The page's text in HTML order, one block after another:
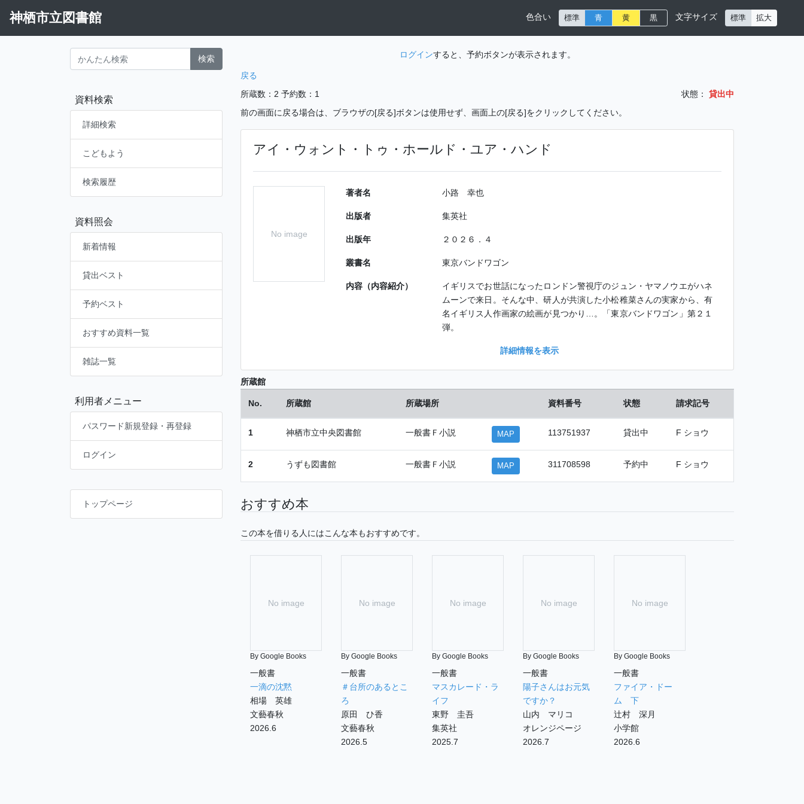
神栖市立図書館 色合い 標準 青 黄 黒 文字サイズ 標準 拡大
検索
資料検索
詳細検索
こどもよう
検索履歴
資料照会
新着情報
貸出ベスト
予約ベスト
おすすめ資料一覧
雑誌一覧
利用者メニュー
パスワード新規登録・再登録
ログイン
トップページ
ログインすると、予約ボタンが表示されます。
戻る
所蔵数：2 予約数：1 状態：
貸出中
前の画面に戻る場合は、ブラウザの[戻る]ボタンは使用せず、画面上の[戻る]をクリックしてください。
アイ・ウォント・トゥ・ホールド・ユア・ハンド
No image
著者名 小路 幸也
出版者 集英社
出版年 ２０２６．４
叢書名 東京バンドワゴン
内容（内容紹介）
イギリスでお世話になったロンドン警視庁のジュン・ヤマノウエがハネ
ムーンで来日。そんな中、研人が共演した小松稚菜さんの実家から、有
名イギリス人作画家の絵画が見つかり…。「東京バンドワゴン」第２１
弾。
詳細情報を表示
所蔵館
No. 所蔵館 所蔵場所 資料番号 状態 請求記号
1 神栖市立中央図書館 一般書Ｆ小説 MAP 113751937 貸出中 F ショウ
2 うずも図書館 一般書Ｆ小説 MAP 311708598 予約中 F ショウ
おすすめ本
この本を借りる人にはこんな本もおすすめです。
No image
By Google Books
一般書
一滴の沈黙
相場 英雄
文藝春秋
2026.6
No image
By Google Books
一般書
＃台所のあるとこ
ろ
原田 ひ香
文藝春秋
2026.5
No image
By Google Books
一般書
マスカレード・ラ
イフ
東野 圭吾
集英社
2025.7
No image
By Google Books
一般書
陽子さんはお元気
ですか？
山内 マリコ
オレンジページ
2026.7
No image
By Google Books
一般書
ファイア・ドー
ム 下
辻村 深月
小学館
2026.6